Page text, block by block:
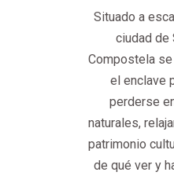
Situado a
ciudad de
Compostela se
el enclave
perderse
naturales,
patrimonio
de qué ver y